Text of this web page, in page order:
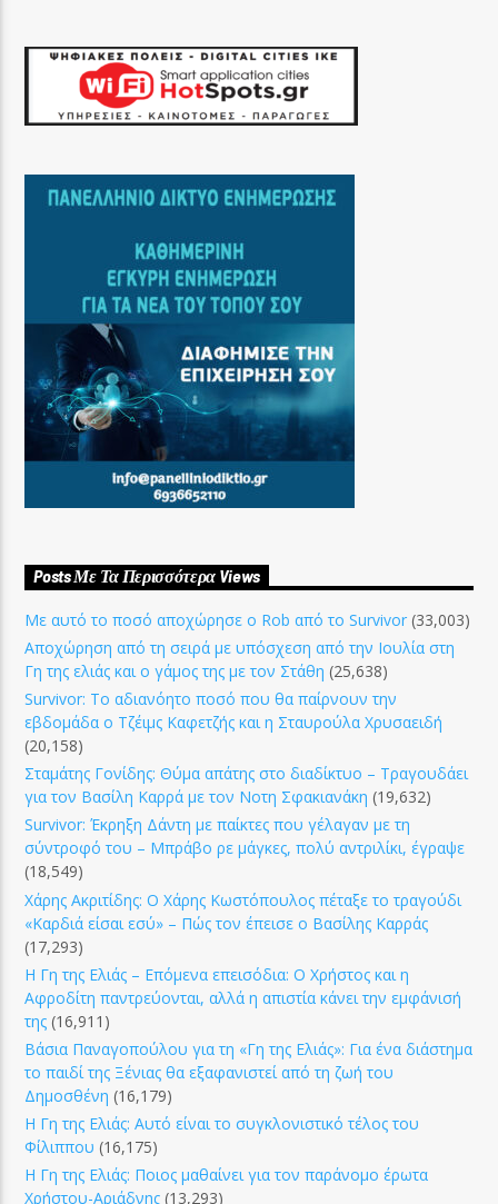
Posts Με Τα Περισσότερα Views
Με αυτό το ποσό αποχώρησε ο Rob από το Survivor (33,003)
Αποχώρηση από τη σειρά με υπόσχεση από την Ιουλία στη
Γη της ελιάς και ο γάμος της με τον Στάθη (25,638)
Survivor: Το αδιανόητο ποσό που θα παίρνουν την
εβδομάδα ο Τζέιμς Καφετζής και η Σταυρούλα Χρυσαειδή
(20,158)
Σταμάτης Γονίδης: Θύμα απάτης στο διαδίκτυο – Τραγουδάει
για τον Βασίλη Καρρά με τον Νοτη Σφακιανάκη (19,632)
Survivor: Έκρηξη Δάντη με παίκτες που γέλαγαν με τη
σύντροφό του – Μπράβο ρε μάγκες, πολύ αντριλίκι, έγραψε
(18,549)
Χάρης Ακριτίδης: Ο Χάρης Κωστόπουλος πέταξε το τραγούδι
«Καρδιά είσαι εσύ» – Πώς τον έπεισε ο Βασίλης Καρράς
(17,293)
Η Γη της Ελιάς – Επόμενα επεισόδια: Ο Χρήστος και η
Αφροδίτη παντρεύονται, αλλά η απιστία κάνει την εμφάνισή
της (16,911)
Βάσια Παναγοπούλου για τη «Γη της Ελιάς»: Για ένα διάστημα
το παιδί της Ξένιας θα εξαφανιστεί από τη ζωή του
Δημοσθένη (16,179)
Η Γη της Ελιάς: Αυτό είναι το συγκλονιστικό τέλος του
Φίλιππου (16,175)
Η Γη της Ελιάς: Ποιος μαθαίνει για τον παράνομο έρωτα
Χρήστου-Αριάδνης (13,293)